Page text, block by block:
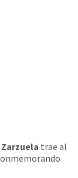
trae al